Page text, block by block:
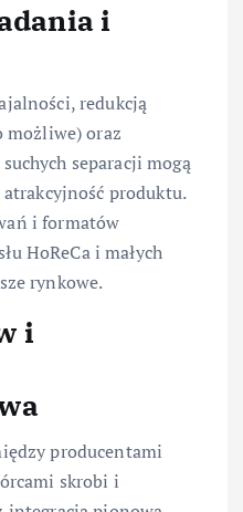
i
redukcją
możliwe) oraz
separacji mogą
produktu.
i formatów
HoReCa i małych
rynkowe.
i
producentami
skrobi i